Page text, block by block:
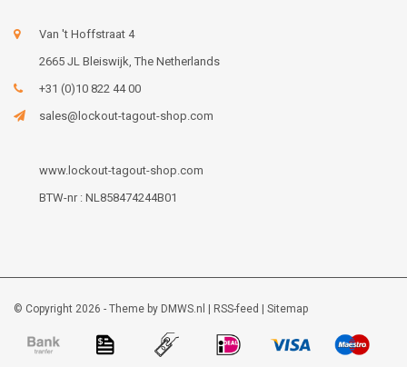
Van 't Hoffstraat 4
2665 JL Bleiswijk, The Netherlands
+31 (0)10 822 44 00
sales@lockout-tagout-shop.com
www.lockout-tagout-shop.com
BTW-nr : NL858474244B01
© Copyright 2026 - Theme by DMWS.nl RSS-feed Sitemap